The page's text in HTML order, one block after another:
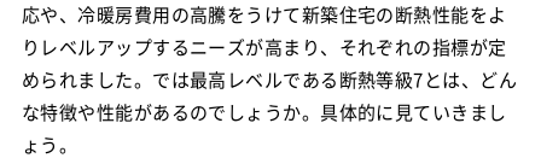
応や、冷暖房費用の高騰をうけて新築住宅の断熱性能をよ
りレベルアップするニーズが高まり、それぞれの指標が定
められました。では最高レベルである断熱等級7とは、どん
な特徴や性能があるのでしょうか。具体的に見ていきまし
ょう。